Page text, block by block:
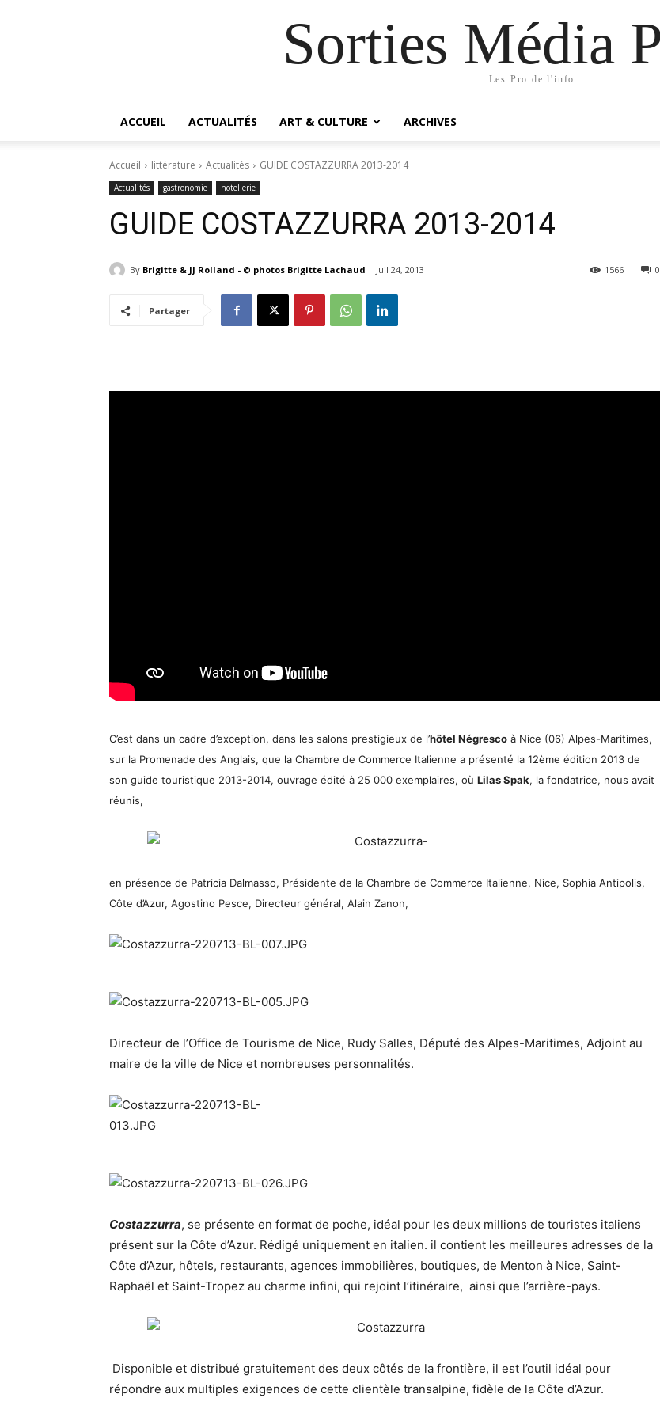
Sorties Média
Les Pro de l'info
ACCUEIL ACTUALITÉS ART & CULTURE ARCHIVES
Accueil littérature Actualités GUIDE COSTAZZURRA 2013-2014
Actualités gastronomie hotellerie
GUIDE COSTAZZURRA 2013-2014
By Brigitte & JJ Rolland - © photos Brigitte Lachaud Juil 24, 2013 0
1566
Partager
C’est dans un cadre d’exception, dans les salons prestigieux de l’hôtel Négresco à Nice (06) Alpes-Maritimes,
sur la Promenade des Anglais, que la Chambre de Commerce Italienne a présenté la 12ème édition 2013 de
son guide touristique 2013-2014, ouvrage édité à 25 000 exemplaires, où Lilas Spak, la fondatrice, nous avait
réunis,
en présence de Patricia Dalmasso, Présidente de la Chambre de Commerce Italienne, Nice, Sophia Antipolis,
Côte d’Azur, Agostino Pesce, Directeur général, Alain Zanon,
Directeur de l’Office de Tourisme de Nice, Rudy Salles, Député des Alpes-Maritimes, Adjoint au
maire de la ville de Nice et nombreuses personnalités.
Costazzurra, se présente en format de poche, idéal pour les deux millions de touristes italiens
présent sur la Côte d’Azur. Rédigé uniquement en italien. il contient les meilleures adresses de la
Côte d’Azur, hôtels, restaurants, agences immobilières, boutiques, de Menton à Nice, Saint-
Raphaël et Saint-Tropez au charme infini, qui rejoint l’itinéraire, ainsi que l’arrière-pays.
Disponible et distribué gratuitement des deux côtés de la frontière, il est l’outil idéal pour
répondre aux multiples exigences de cette clientèle transalpine, fidèle de la Côte d’Azur.